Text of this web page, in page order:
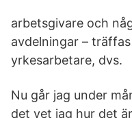
arbetsgivare och
avdelningar –
yrkesarbetare, dvs.
Nu går jag under
det vet jag hur det